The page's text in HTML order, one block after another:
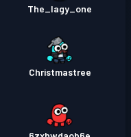
The_lagy_one
Christmastree